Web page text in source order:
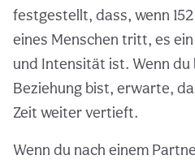
festgestellt, dass, wenn
eines Menschen tritt, es
und Intensität ist. Wenn du
Beziehung bist, erwarte,
Zeit weiter vertieft.
Wenn du nach einem